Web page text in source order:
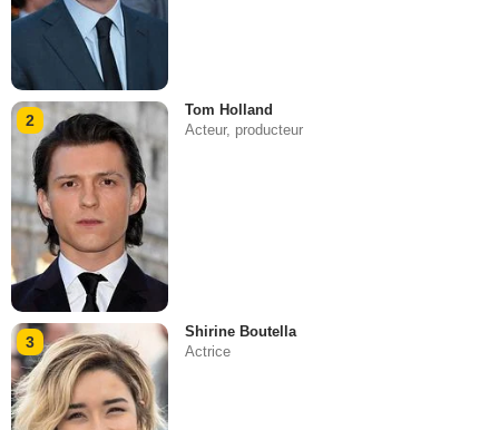
2
Tom Holland
Acteur, producteur
3
Shirine Boutella
Actrice